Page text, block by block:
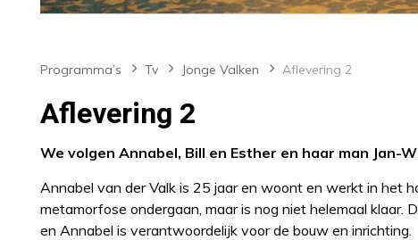
Programma’s Tv Jonge Valken Aflevering 2
Aflevering 2
We volgen Annabel, Bill en Esther en haar man Jan-
Annabel van der Valk is 25 jaar en woont en werkt in het
metamorfose ondergaan, maar is nog niet helemaal
en Annabel is verantwoordelijk voor de bouw en inrichting.